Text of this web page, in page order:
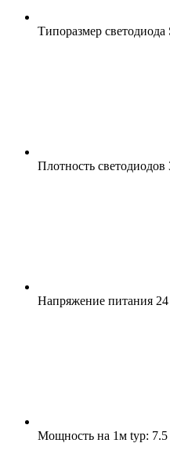
Типоразмер светодиода
Плотность светодиодов
Напряжение питания
Мощность на 1м typ: